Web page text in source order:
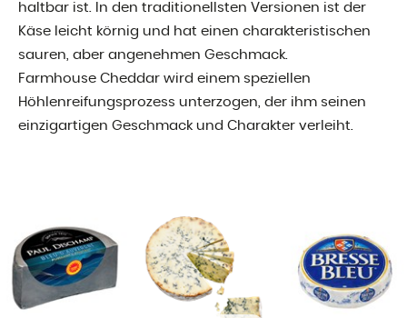
haltbar ist. In den traditionellsten Versionen ist der
Käse leicht körnig und hat einen charakteristischen
sauren, aber angenehmen Geschmack.
Farmhouse Cheddar wird einem speziellen
Höhlenreifungsprozess unterzogen, der ihm seinen
einzigartigen Geschmack und Charakter verleiht.